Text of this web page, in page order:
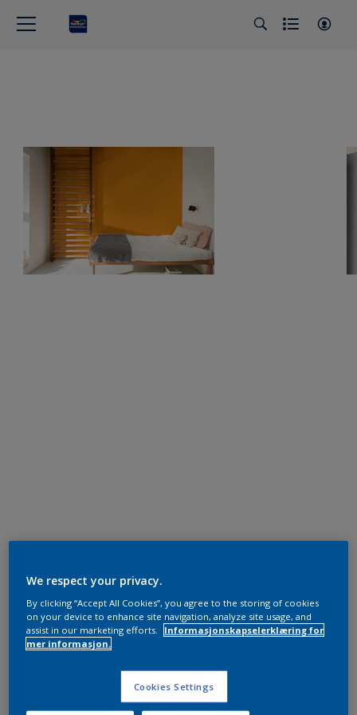
We respect your privacy.
By clicking “Accept All Cookies”, you agree to the storing of cookies
on your device to enhance site navigation, analyze site usage, and
assist in our marketing efforts.
Informasjonskapselerklæring for
mer informasjon.
Cookies Settings